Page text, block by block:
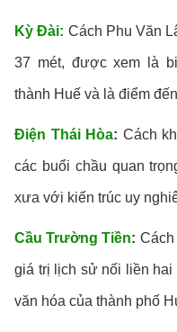
Kỳ Đài: Cách Phu Văn
37 mét, được xem là
thành Huế và là điểm
Điện Thái Hòa: Cách
các buổi chầu quan
xưa với kiến trúc uy
Cầu Trường Tiền: Cách
giá trị lịch sử nối liền
văn hóa của thành phố